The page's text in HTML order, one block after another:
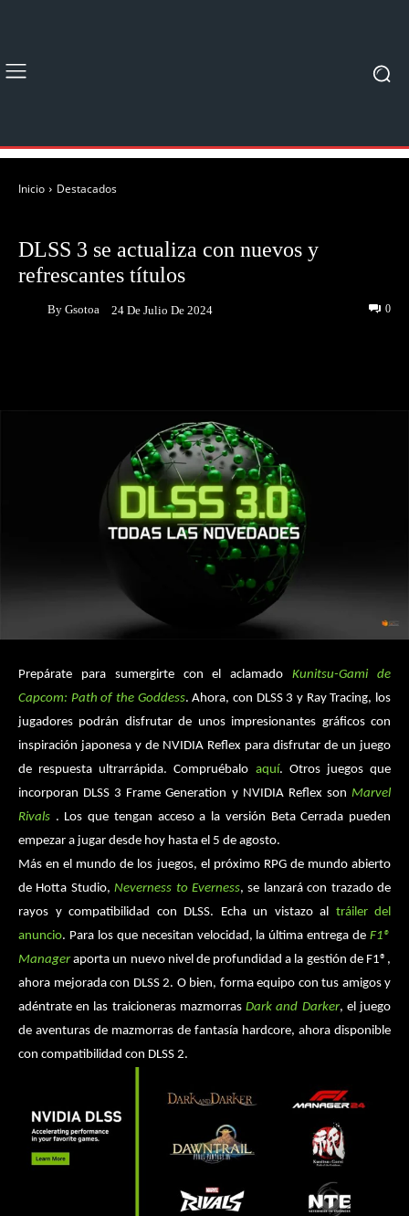
Inicio Destacados
DLSS 3 se actualiza con nuevos y
refrescantes títulos
By Gsotoa 24 De Julio De 2024 0
Prepárate para sumergirte con el aclamado
Kunitsu-Gami de
Capcom: Path of the Goddess. Ahora, con DLSS 3 y Ray Tracing, los
jugadores podrán disfrutar de unos impresionantes gráficos con
inspiración japonesa y de NVIDIA Reflex para disfrutar de un juego
de respuesta ultrarrápida. Compruébalo aquí. Otros juegos que
incorporan DLSS 3 Frame Generation y NVIDIA Reflex son Marvel
Rivals . Los que tengan acceso a la versión Beta Cerrada pueden
empezar a jugar desde hoy hasta el 5 de agosto.
Más en el mundo de los juegos, el próximo RPG de mundo abierto
de Hotta Studio,Neverness to Everness, se lanzará con trazado de
rayos y compatibilidad con DLSS. Echa un vistazo al tráiler del
anuncio. Para los que necesitan velocidad, la última entrega de F1®
Manageraporta un nuevo nivel de profundidad a la gestión de F1®,
ahora mejorada con DLSS 2. O bien, forma equipo con tus amigos y
adéntrate en las traicioneras mazmorrasDark and Darker, el juego
de aventuras de mazmorras de fantasía hardcore, ahora disponible
con compatibilidad con DLSS 2.